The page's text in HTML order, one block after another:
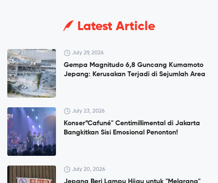
Latest Article
July 29, 2026
Gempa Magnitudo 6,8 Guncang Kumamoto
Jepang: Kerusakan Terjadi di Sejumlah Area
July 23, 2026
Konser”Cafuné" Centimillimental di Jakarta
Bangkitkan Sisi Emosional Penonton!
July 20, 2026